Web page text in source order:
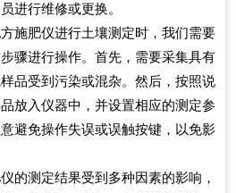
进行维修或更换。
施肥仪进行土壤测定时，我们需要
骤进行操作。首先，需要采集具有
品受到污染或混杂。然后，按照说
放入仪器中，并设置相应的测定参
避免操作失误或误触按键，以免影
的测定结果受到多种因素的影响，